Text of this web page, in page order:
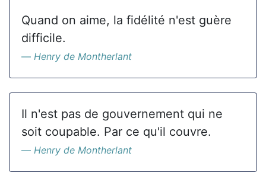
Quand on aime, la fidélité n'est guère
difficile.
Henry de Montherlant
Il n'est pas de gouvernement qui ne
soit coupable. Par ce qu'il couvre.
Henry de Montherlant